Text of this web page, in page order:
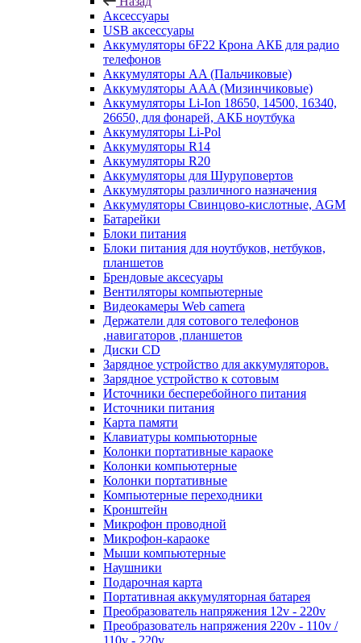
Аксессуары
USB аксессуары
Аккумуляторы 6F22 Крона АКБ для радио
телефонов
Аккумуляторы AA (Пальчиковые)
Аккумуляторы AAA (Мизинчиковые)
Аккумуляторы Li-Ion 18650, 14500, 16340,
26650, для фонарей, АКБ ноутбука
Аккумуляторы Li-Pol
Аккумуляторы R14
Аккумуляторы R20
Аккумуляторы для Шуруповертов
Аккумуляторы различного назначения
Аккумуляторы Свинцово-кислотные, AGM
Батарейки
Блоки питания
Блоки питания для ноутбуков, нетбуков,
планшетов
Брендовые аксесуары
Вентиляторы компьютерные
Видеокамеры Web camera
Держатели для сотового телефонов
,навигаторов ,планшетов
Диски CD
Зарядное устройство для аккумуляторов.
Зарядное устройство к сотовым
Источники бесперебойного питания
Источники питания
Карта памяти
Клавиатуры компьюторные
Колонки портативные караоке
Колонки компьютерные
Колонки портативные
Компьютерные переходники
Кронштейн
Микрофон проводной
Микрофон-караоке
Мыши компьютерные
Наушники
Подарочная карта
Портативная аккумуляторная батарея
Преобразователь напряжения 12v - 220v
Преобразователь напряжения 220v - 110v /
110v - 220v